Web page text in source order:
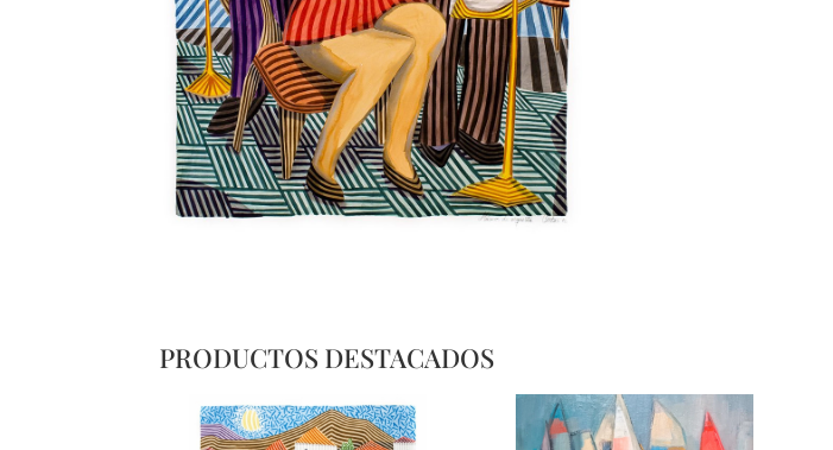
PRODUCTOS DESTACADOS